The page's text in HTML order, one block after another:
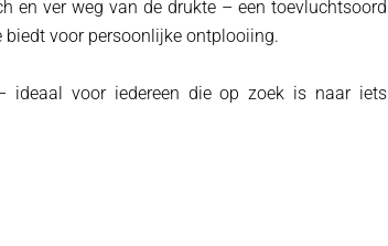
en ver weg van de drukte – een toevluchtsoord
voor persoonlijke ontplooiing.
ideaal voor iedereen die op zoek is naar iets